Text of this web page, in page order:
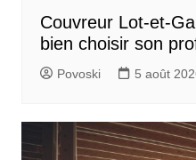
Couvreur Lot-et-
bien choisir son
Povoski 5 août